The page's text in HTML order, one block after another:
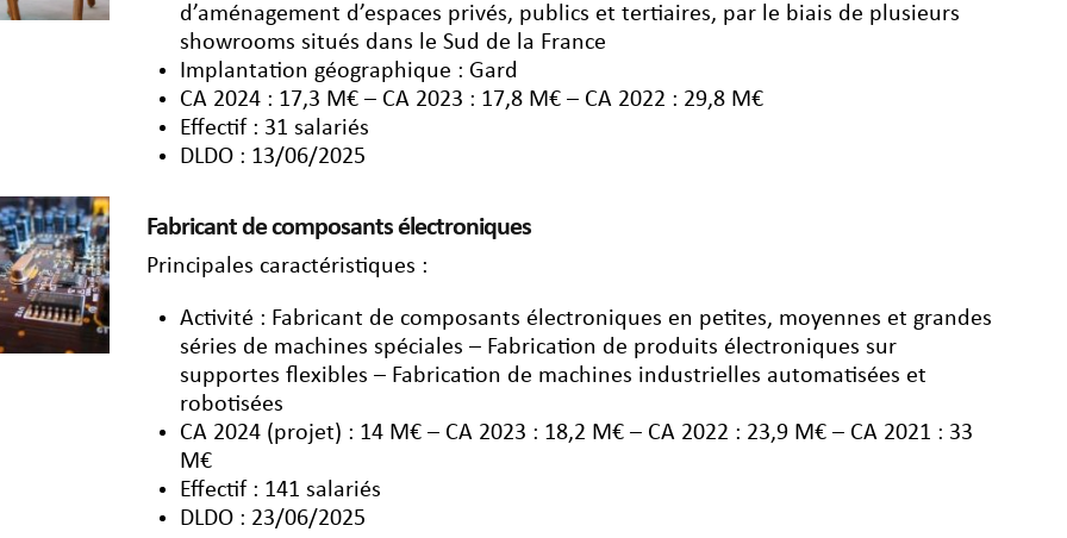
d’aménagement d’espaces privés, publics et tertiaires, par le biais de plusieurs
showrooms situés dans le Sud de la France
Implantation géographique : Gard
CA 2024 : 17,3 M€ – CA 2023 : 17,8 M€ – CA 2022 : 29,8 M€
Effectif : 31 salariés
DLDO : 13/06/2025
Fabricant de composants électroniques
Principales caractéristiques :
Activité : Fabricant de composants électroniques en petites, moyennes et grandes
séries de machines spéciales – Fabrication de produits électroniques sur
supportes flexibles – Fabrication de machines industrielles automatisées et
robotisées
CA 2024 (projet) : 14 M€ – CA 2023 : 18,2 M€ – CA 2022 : 23,9 M€ – CA 2021 : 33
M€
Effectif : 141 salariés
DLDO : 23/06/2025